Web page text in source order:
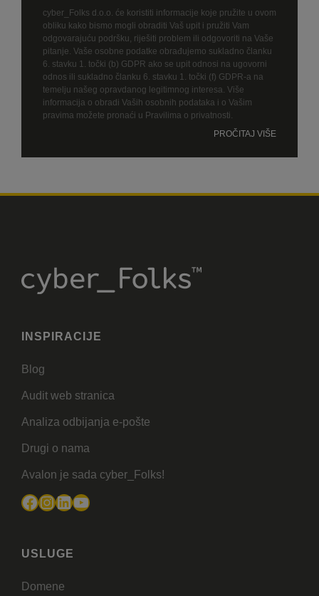
cyber_Folks d.o.o. će koristiti informacije koje pružite u ovom
obliku kako bismo mogli obraditi Vaš upit i pružiti Vam
odgovarajuću podršku, riješiti problem ili odgovoriti na Vaše
pitanje. Vaše osobne podatke obrađujemo sukladno članku
6. stavku 1. točki (b) GDPR ako se upit odnosi na ugovorni
odnos ili sukladno članku 6. stavku 1. točki (f) GDPR-a na
temelju našeg opravdanog legitimnog interesa. Više
informacija o obradi Vaših osobnih podataka i o Vašim
pravima možete pronaći u Pravilima o privatnosti.
PROČITAJ VIŠE
INSPIRACIJE
Blog
Audit web stranica
Analiza odbijanja e-pošte
Drugi o nama
Avalon je sada cyber_Folks!
Facebook
Instagram
LinkedIn
YouTube
USLUGE
Domene